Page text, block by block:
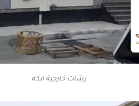
رشات خارجية مكه